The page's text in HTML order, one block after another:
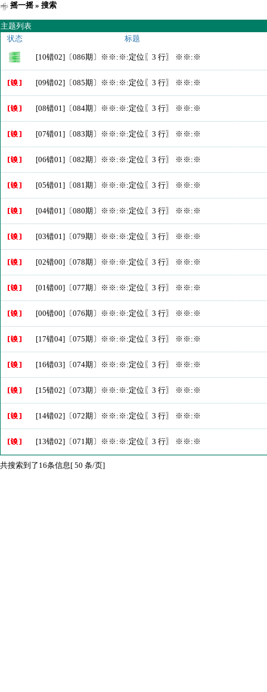
摇一摇» 搜索
主题列表
状态
标题
[10错02]〔086期〕※※:※:定位〖3 行〗 ※※:※
[09错02]〔085期〕※※:※:定位〖3 行〗 ※※:※
[08错01]〔084期〕※※:※:定位〖3 行〗 ※※:※
[07错01]〔083期〕※※:※:定位〖3 行〗 ※※:※
[06错01]〔082期〕※※:※:定位〖3 行〗 ※※:※
[05错01]〔081期〕※※:※:定位〖3 行〗 ※※:※
[04错01]〔080期〕※※:※:定位〖3 行〗 ※※:※
[03错01]〔079期〕※※:※:定位〖3 行〗 ※※:※
[02错00]〔078期〕※※:※:定位〖3 行〗 ※※:※
[01错00]〔077期〕※※:※:定位〖3 行〗 ※※:※
[00错00]〔076期〕※※:※:定位〖3 行〗 ※※:※
[17错04]〔075期〕※※:※:定位〖3 行〗 ※※:※
[16错03]〔074期〕※※:※:定位〖3 行〗 ※※:※
[15错02]〔073期〕※※:※:定位〖3 行〗 ※※:※
[14错02]〔072期〕※※:※:定位〖3 行〗 ※※:※
[13错02]〔071期〕※※:※:定位〖3 行〗 ※※:※
共搜索到了16条信息[ 50 条/页]